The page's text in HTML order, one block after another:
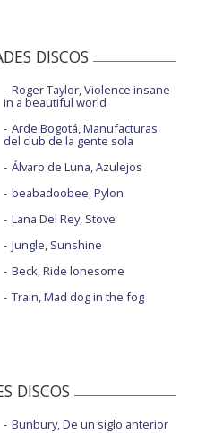
DISCOS
Roger Taylor, Violence insane
in a beautiful world
Arde Bogotá, Manufacturas
del club de la gente sola
Álvaro de Luna, Azulejos
beabadoobee, Pylon
Lana Del Rey, Stove
Jungle, Sunshine
Beck, Ride lonesome
Train, Mad dog in the fog
DISCOS
Bunbury, De un siglo anterior